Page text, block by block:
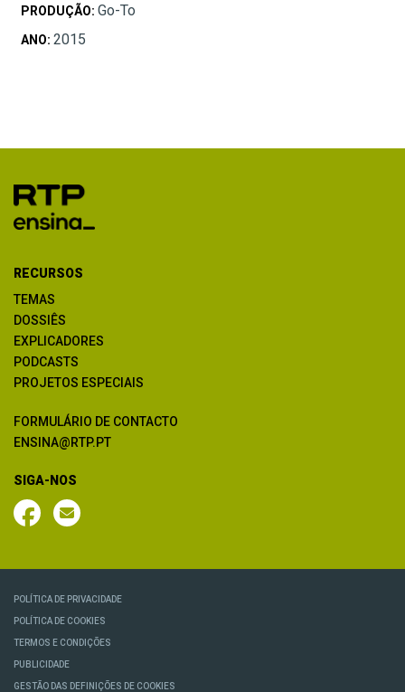
PRODUÇÃO: Go-To
ANO: 2015
RECURSOS
TEMAS
DOSSIÊS
EXPLICADORES
PODCASTS
PROJETOS ESPECIAIS
FORMULÁRIO DE CONTACTO
ENSINA@RTP.PT
SIGA-NOS
POLÍTICA DE PRIVACIDADE
POLÍTICA DE COOKIES
TERMOS E CONDIÇÕES
PUBLICIDADE
GESTÃO DAS DEFINIÇÕES DE COOKIES